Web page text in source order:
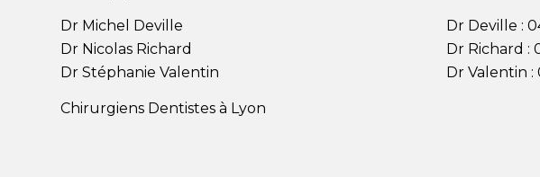
Dr Michel Deville
Dr Nicolas Richard
Dr Stéphanie Valentin
Chirurgiens Dentistes à Lyon
Dr Deville :
Dr Richard :
Dr Valentin :